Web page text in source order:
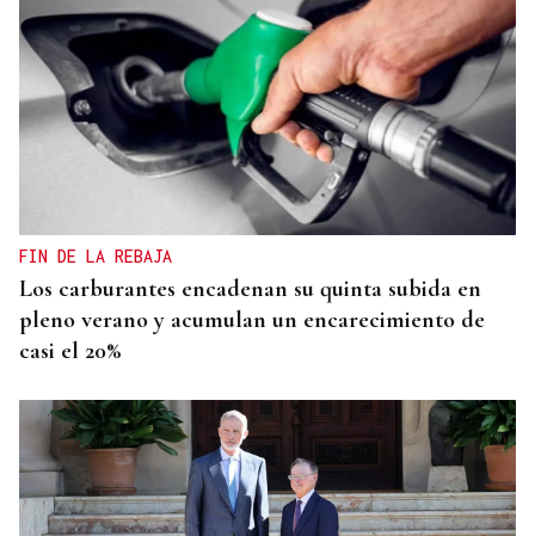
FIN DE LA REBAJA
Los carburantes encadenan su quinta subida en
pleno verano y acumulan un encarecimiento de
casi el 20%